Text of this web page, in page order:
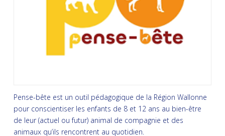
Pense-bête est un outil pédagogique de la Région Wallonne
pour conscientiser les enfants de 8 et 12 ans au bien-être
de leur (actuel ou futur) animal de compagnie et des
animaux qu’ils rencontrent au quotidien.